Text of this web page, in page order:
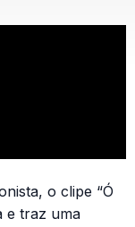
o clipe “Ó
e traz uma